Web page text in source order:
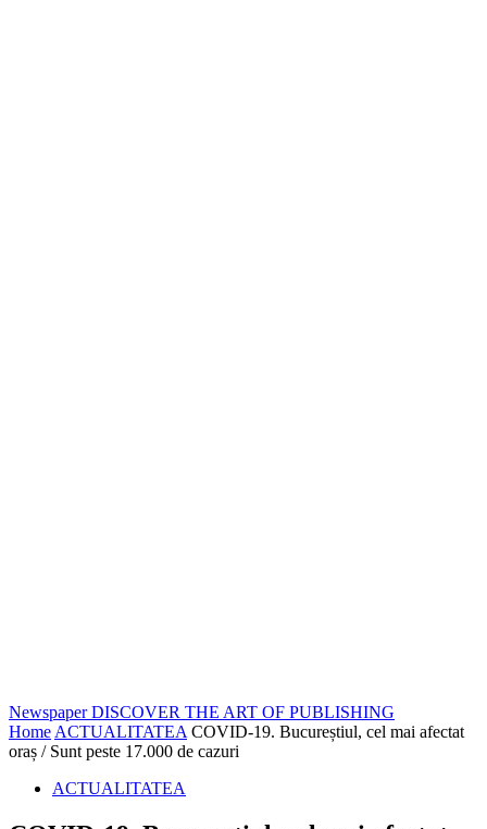
Newspaper DISCOVER THE ART OF PUBLISHING
Home ACTUALITATEA COVID-19. Bucureștiul, cel mai afectat
oraș / Sunt peste 17.000 de cazuri
ACTUALITATEA